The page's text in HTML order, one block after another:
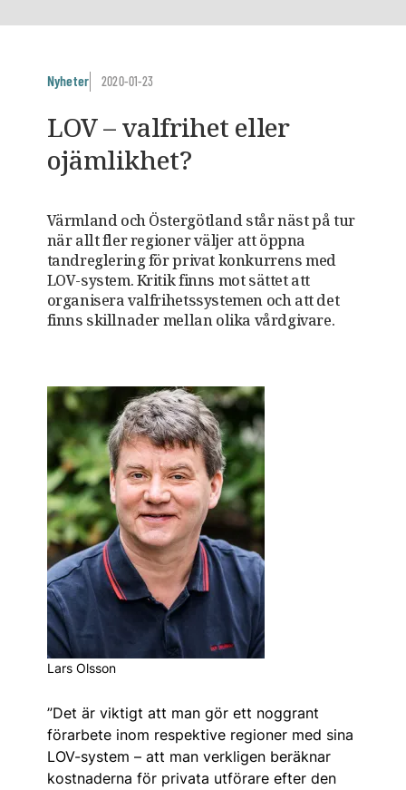
Nyheter 2020-01-23
LOV – valfrihet eller
ojämlikhet?
Värmland och Östergötland står näst på tur
när allt fler ­regioner väljer att öppna
tandreglering för privat konkurrens med
LOV‑system. Kritik finns mot sättet att
organisera valfrihets­systemen och att det
finns skillnader mellan olika vårdgivare.
Lars Olsson
”Det är viktigt att man gör ett noggrant
förarbete inom respektive regioner med sina
LOV-system – att man verkligen beräknar
kostnaderna för privata utförare efter den